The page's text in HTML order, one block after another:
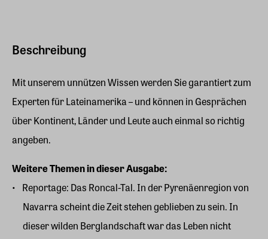
Beschreibung
Mit unserem unnützen Wissen werden Sie garantiert zum
Experten für Lateinamerika – und können in Gesprächen
über Kontinent, Länder und Leute auch einmal so richtig
angeben.
Weitere Themen in dieser Ausgabe:
Reportage: Das Roncal-Tal. In der Pyrenäenregion von
Navarra scheint die Zeit stehen geblieben zu sein. In
dieser wilden Berglandschaft war das Leben nicht